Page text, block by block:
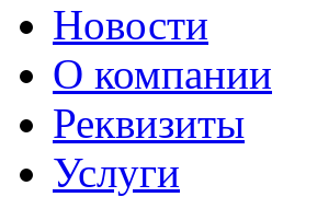
Новости
О компании
Реквизиты
Услуги